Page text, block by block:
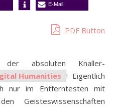
E-Mail
PDF Button
Humanities ! Eigentlich
nur im Entferntesten mit
Geisteswissenschaften